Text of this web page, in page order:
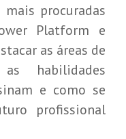
procuradas
Platform e
as áreas de
habilidades
e como se
profissional